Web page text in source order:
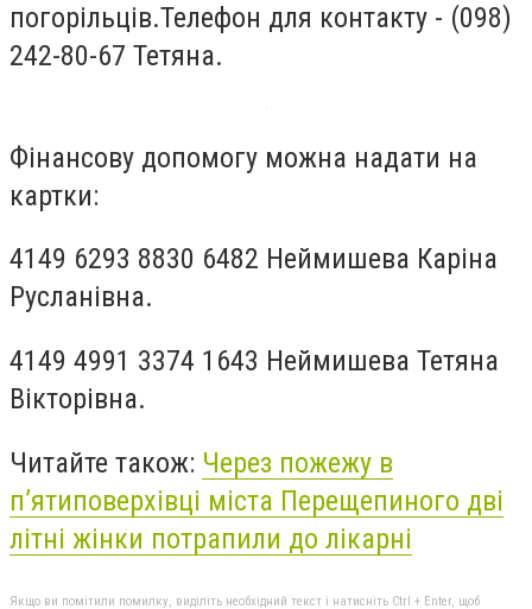
погорільців.Телефон для контакту - (098)
242-80-67 Тетяна.
Фінансову допомогу можна надати на
картки:
4149 6293 8830 6482 Неймишева Каріна
Русланівна.
4149 4991 3374 1643 Неймишева Тетяна
Вікторівна.
Читайте також: Через пожежу в
п’ятиповерхівці міста Перещепиного дві
літні жінки потрапили до лікарні
Якщо ви помітили помилку, виділіть необхідний текст і натисніть Ctrl + Enter, щоб